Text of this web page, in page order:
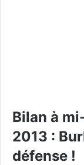
Bilan à
2013 :
défense !